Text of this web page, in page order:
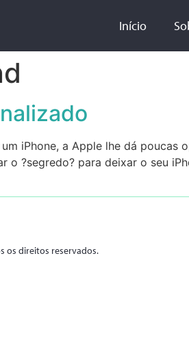
Início
iPhone, a Apple lhe dá poucas
o ?segredo? para deixar o seu
os direitos reservados.